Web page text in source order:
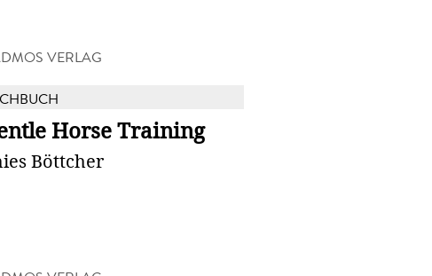
VERLAG
Horse Training
Böttcher